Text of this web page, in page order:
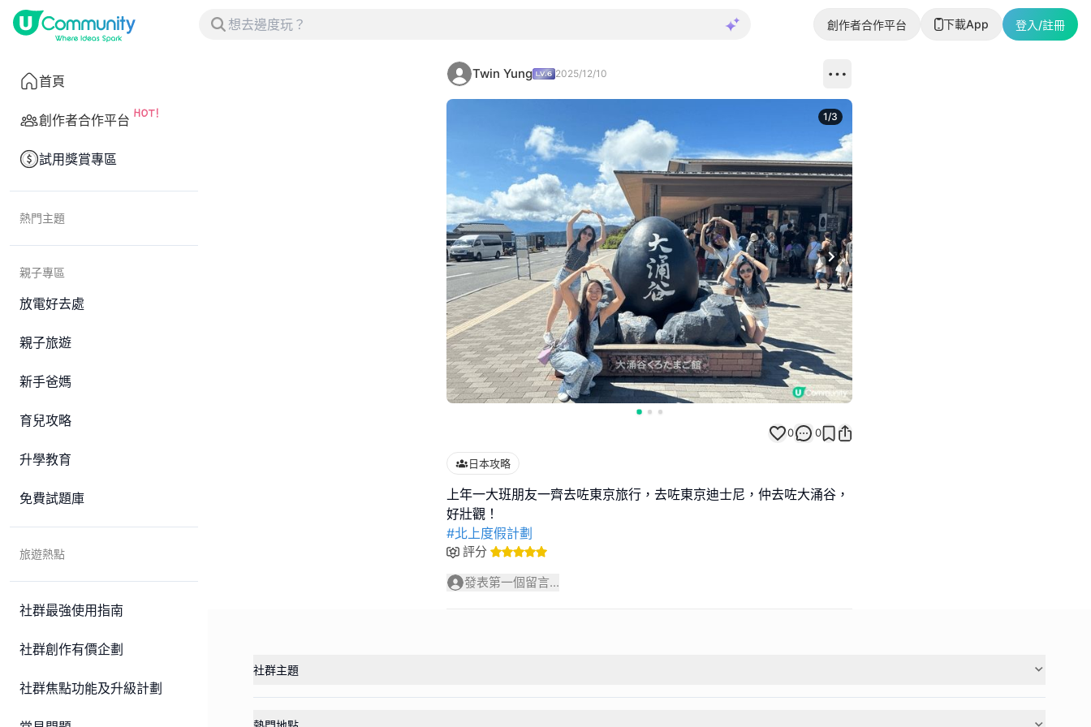
創作者合作平台 下載App 登入/註冊
首頁
創作者合作平台
試用獎賞專區
熱門主題
親子專區
放電好去處
親子旅遊
新手爸媽
育兒攻略
升學教育
免費試題庫
旅遊熱點
社群最強使用指南
社群創作有價企劃
社群焦點功能及升級計劃
Twin Yung 2025/12/10
Next slide
1/3
0 0
日本攻略
上年一大班朋友一齊去咗東京旅行，去咗東京迪士尼，仲去咗大涌谷，
#北上度假計劃
評分
發表第一個留言...
社群主題